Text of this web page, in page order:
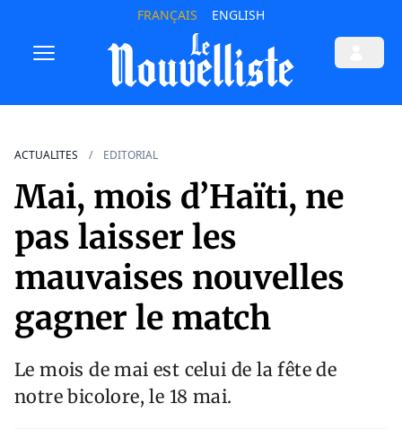
FRANÇAIS ENGLISH
ACTUALITES EDITORIAL
Mai, mois d’Haïti, ne
pas laisser les
mauvaises nouvelles
gagner le match
Le mois de mai est celui de la fête de
notre bicolore, le 18 mai.